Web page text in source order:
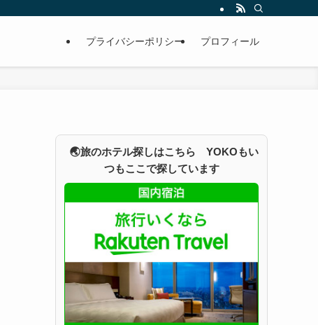
プライバシーポリシー プロフィール
🌏旅のホテル探しはこちら YOKOもい
つもここで探しています